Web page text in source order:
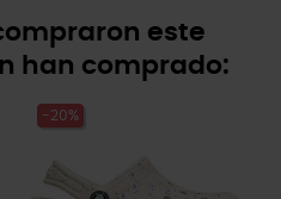
este
han comprado:
-20%